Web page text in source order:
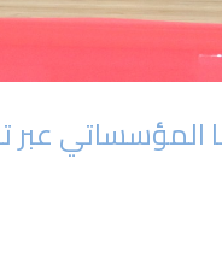
المؤسساتي عبر